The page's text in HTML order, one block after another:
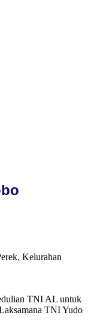
Kelurahan
TNI AL untuk
TNI Yudo